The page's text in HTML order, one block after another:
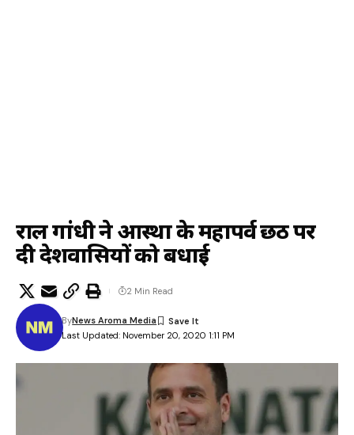
राहुल गांधी ने आस्था के महापर्व छठ पर
दी देशवासियों को बधाई
Last Updated: November 20, 2020 1:11 PM
ByNews Aroma Media
2 Min Read